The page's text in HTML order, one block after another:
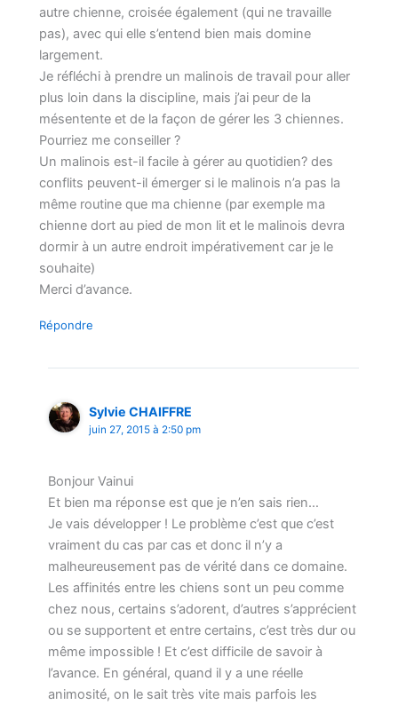
autre chienne, croisée également (qui ne travaille
pas), avec qui elle s’entend bien mais domine
largement.
Je réfléchi à prendre un malinois de travail pour aller
plus loin dans la discipline, mais j’ai peur de la
mésentente et de la façon de gérer les 3 chiennes.
Pourriez me conseiller ?
Un malinois est-il facile à gérer au quotidien? des
conflits peuvent-il émerger si le malinois n’a pas la
même routine que ma chienne (par exemple ma
chienne dort au pied de mon lit et le malinois devra
dormir à un autre endroit impérativement car je le
souhaite)
Merci d’avance.
Répondre
Sylvie CHAIFFRE
juin 27, 2015 à 2:50 pm
Bonjour Vainui
Et bien ma réponse est que je n’en sais rien…
Je vais développer ! Le problème c’est que c’est
vraiment du cas par cas et donc il n’y a
malheureusement pas de vérité dans ce domaine.
Les affinités entre les chiens sont un peu comme
chez nous, certains s’adorent, d’autres s’apprécient
ou se supportent et entre certains, c’est très dur ou
même impossible ! Et c’est difficile de savoir à
l’avance. En général, quand il y a une réelle
animosité, on le sait très vite mais parfois les